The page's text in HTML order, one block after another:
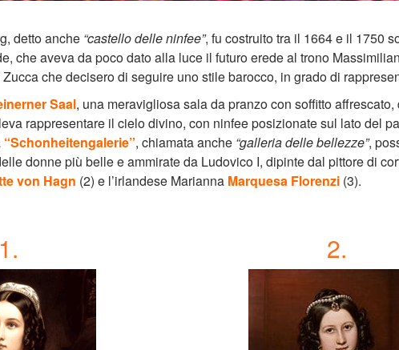
detto anche “castello delle ninfee”, fu costruito tra il 1664 e il 1750
che aveva da poco dato alla luce il futuro erede al trono
che decisero di seguire uno stile barocco, in grado di
Saal, una meravigliosa sala da pranzo con soffitto
rappresentare il cielo divino, con ninfee posizionate sul lato del
“Schonheitengalerie”, chiamata anche “galleria delle bellezze”,
donne più belle e ammirate da Ludovico I, dipinte dal pittore di
von Hagn (2) e l’irlandese Marianna Marquesa Florenzi (3).
1. 2.